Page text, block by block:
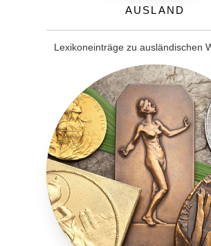
Ausland
Lexikoneinträge zu ausländischen